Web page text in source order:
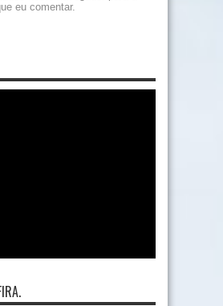
eu comentar.